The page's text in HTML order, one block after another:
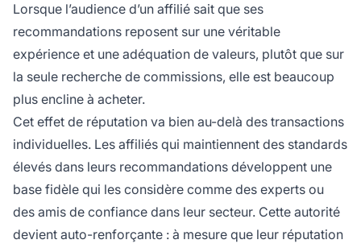
Lorsque l’audience d’un affilié sait que ses
recommandations reposent sur une véritable
expérience et une adéquation de valeurs, plutôt que sur
la seule recherche de commissions, elle est beaucoup
plus encline à acheter.
Cet effet de réputation va bien au-delà des transactions
individuelles. Les affiliés qui maintiennent des standards
élevés dans leurs recommandations développent une
base fidèle qui les considère comme des experts ou
des amis de confiance dans leur secteur. Cette autorité
devient auto-renforçante : à mesure que leur réputation